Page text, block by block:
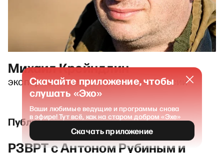
Михаил Крейндлин
эксперт отделения «Гринпис» в России
Публикации и выпуски
РЗВРТ с Антоном Рубиным и
Скачайте приложение, чтобы
слушать «Эхо»
Ваши любимые ведущие и программы снова
в эфире! Тут всё, как на старом добром «Эхе»
Скачать приложение